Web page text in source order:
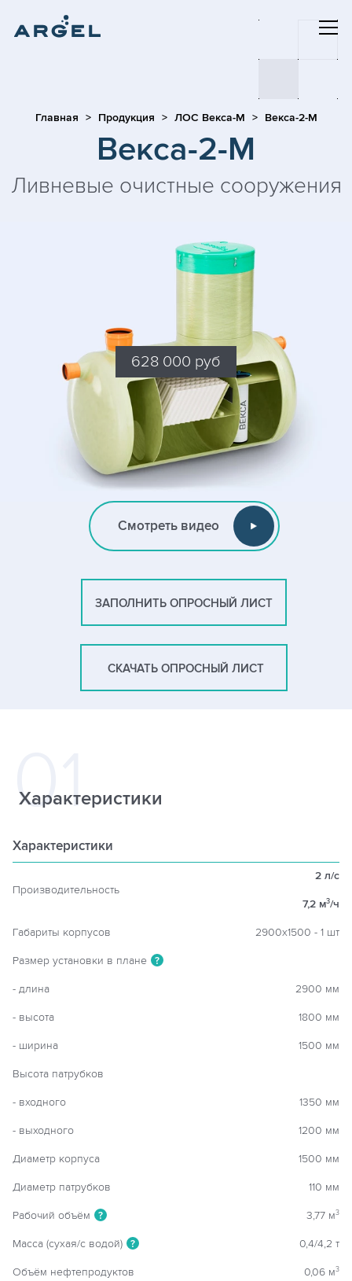
Главная Продукция ЛОС Векса-М Векса-2-М
Векса-2-М
Ливневые очистные сооружения
628 000 руб
ЗАПОЛНИТЬ ОПРОСНЫЙ ЛИСТ
СКАЧАТЬ ОПРОСНЫЙ ЛИСТ
Смотреть видео
Характеристики
Характеристики
Производительность
2 л/с
7,2 м3/ч
Габариты корпусов 2900х1500 - 1 шт
Размер установки в плане ?
- длина 2900 мм
- высота 1800 мм
- ширина 1500 мм
Высота патрубков
- входного 1350 мм
- выходного 1200 мм
Диаметр корпуса 1500 мм
Диаметр патрубков 110 мм
Рабочий объём ? 3,77 м3
Масса (сухая/с водой) ? 0,4/4,2 т
Объём нефтепродуктов 0,06 м3